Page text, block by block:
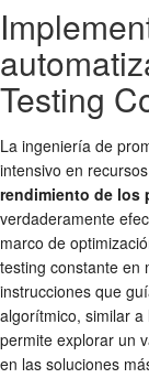
Testing
La ingeniería de
intensivo en
rendimiento de los
verdaderamente
marco de
testing constante en
instrucciones que
algorítmico, similar
permite explorar un
en las soluciones